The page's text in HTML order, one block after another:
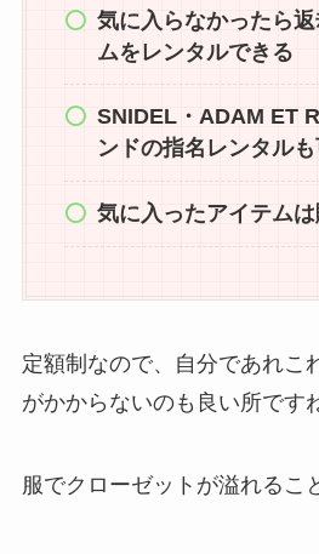
気に入らなかったら
ムをレンタルできる
SNIDEL・ADAM ET
ンドの指名レンタル
気に入ったアイテム
定額制なので、自分であれこ
がかからないのも良い所です
服でクローゼットが溢れるこ